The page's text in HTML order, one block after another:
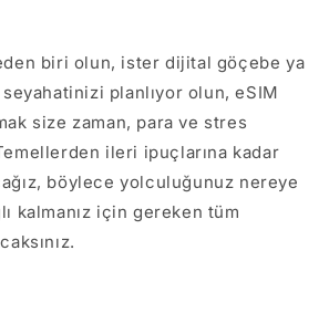
biri olun, ister dijital göçebe ya
planlıyor olun, eSIM
size zaman, para ve stres
ileri ipuçlarına kadar
böylece yolculuğunuz nereye
kalmanız için gereken tüm